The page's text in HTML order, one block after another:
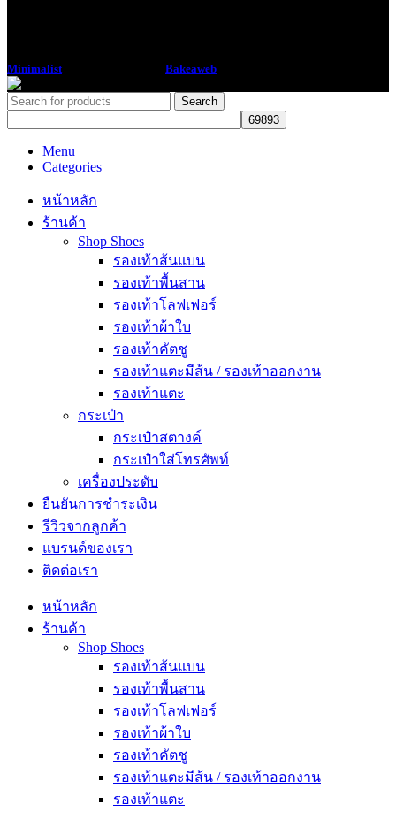
Minimalist Bakeaweb
Search
Menu
Categories
หน้าหลัก
ร้านค้า
Shop Shoes
รองเท้าส้นแบน
รองเท้าพื้นสาน
รองเท้าโลฟเฟอร์
รองเท้าผ้าใบ
รองเท้าคัตชู
รองเท้าแตะมีส้น / รองเท้าออกงาน
รองเท้าแตะ
กระเป๋า
กระเป๋าสตางค์
กระเป๋าใส่โทรศัพท์
เครื่องประดับ
ยืนยันการชำระเงิน
รีวิวจากลูกค้า
แบรนด์ของเรา
ติดต่อเรา
หน้าหลัก
ร้านค้า
Shop Shoes
รองเท้าส้นแบน
รองเท้าพื้นสาน
รองเท้าโลฟเฟอร์
รองเท้าผ้าใบ
รองเท้าคัตชู
รองเท้าแตะมีส้น / รองเท้าออกงาน
รองเท้าแตะ